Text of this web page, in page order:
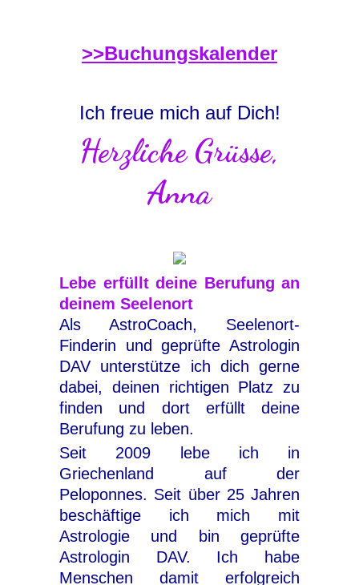
>>Buchungskalender
Ich freue mich auf Dich!
Herzliche Grüsse,
Anna
Lebe erfüllt deine Berufung an
deinem Seelenort
Als AstroCoach, Seelenort-
Finderin und geprüfte Astrologin
DAV unterstütze ich dich gerne
dabei, deinen richtigen Platz zu
finden und dort erfüllt deine
Berufung zu leben.
Seit 2009 lebe ich in
Griechenland auf der
Peloponnes. Seit über 25 Jahren
beschäftige ich mich mit
Astrologie und bin geprüfte
Astrologin DAV. Ich habe
Menschen damit erfolgreich